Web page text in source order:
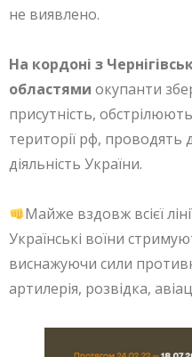
не виявлено.
На кордоні з
областями окупанти
присутність,
території рф, проводять
діяльність України.
Майже вздовж всієї
Українські воїни
виснажуючи сили
артилерія, розвідка,